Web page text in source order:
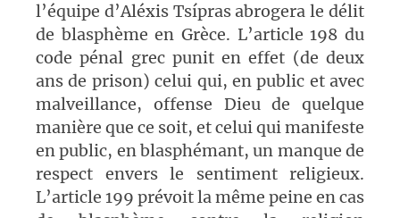
l’équipe d’Aléxis Tsípras abrogera le délit
de blasphème en Grèce. L’article 198 du
code pénal grec punit en effet (de deux
ans de prison) celui qui, en public et avec
malveillance, offense Dieu de quelque
manière que ce soit, et celui qui manifeste
en public, en blasphémant, un manque de
respect envers le sentiment religieux.
L’article 199 prévoit la même peine en cas